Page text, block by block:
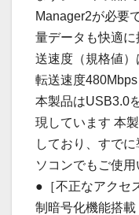
Manager2が必要
量データも快適
送速度（規格値
転送速度
本製品はUSB3.0
現しています 本
しており、すで
ソコンでもご使用
●［不正なアクセ
制暗号化機能搭載